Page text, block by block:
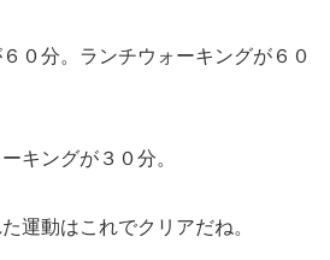
０分。ランチウォーキングが６０
キングが３０分。
運動はこれでクリアだね。